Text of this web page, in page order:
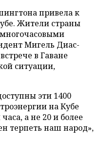
привела к
Жители страны
Мигель Диас-
в Гаване
ситуации,
эти 1400
на Кубе
а не 20 и более
терпеть наш народ»,